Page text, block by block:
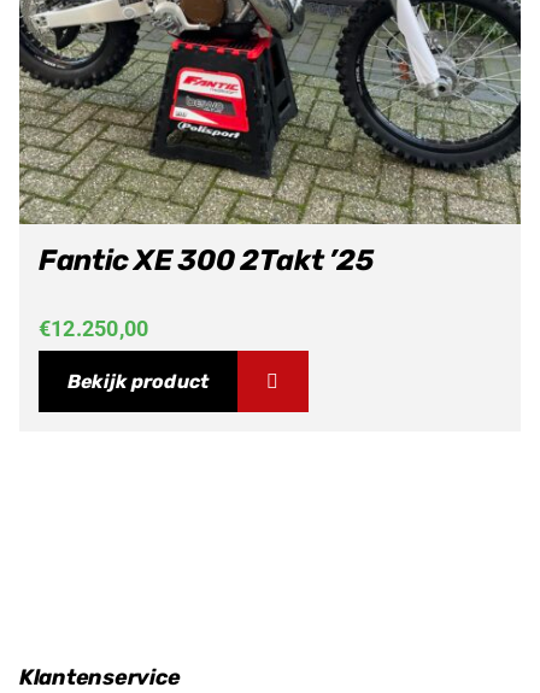
Fantic XE 300 2Takt ’25
€12.250,00
Bekijk product
Klantenservice